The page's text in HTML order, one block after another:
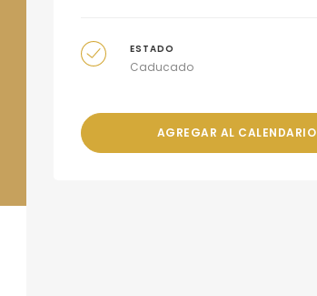
ESTADO
Caducado
AGREGAR AL CALENDARIO